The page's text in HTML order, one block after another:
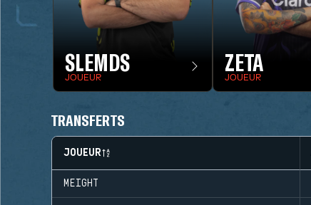
SLEMDS
JOUEUR
ZETA
JOUEUR
TRANSFERTS
JOUEUR
MEIGHT